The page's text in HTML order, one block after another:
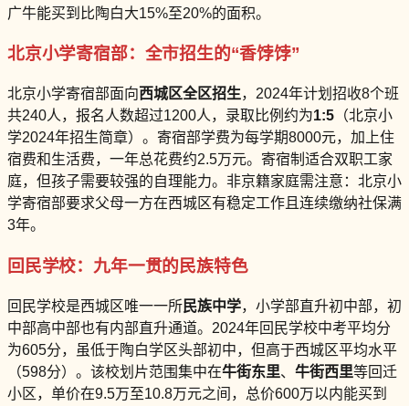
广牛能买到比陶白大15%至20%的面积。
北京小学寄宿部：全市招生的“香饽饽”
北京小学寄宿部面向西城区全区招生，2024年计划招收8个班
共240人，报名人数超过1200人，录取比例约为1:5 （北京小
学2024年招生简章）。寄宿部学费为每学期8000元，加上住
宿费和生活费，一年总花费约2.5万元。寄宿制适合双职工家
庭，但孩子需要较强的自理能力。非京籍家庭需注意：北京小
学寄宿部要求父母一方在西城区有稳定工作且连续缴纳社保满
3年。
回民学校：九年一贯的民族特色
回民学校是西城区唯一一所民族中学，小学部直升初中部，初
中部高中部也有内部直升通道。2024年回民学校中考平均分
为605分，虽低于陶白学区头部初中，但高于西城区平均水平
（598分）。该校划片范围集中在牛街东里、 牛街西里等回迁
小区，单价在9.5万至10.8万元之间，总价600万以内能买到